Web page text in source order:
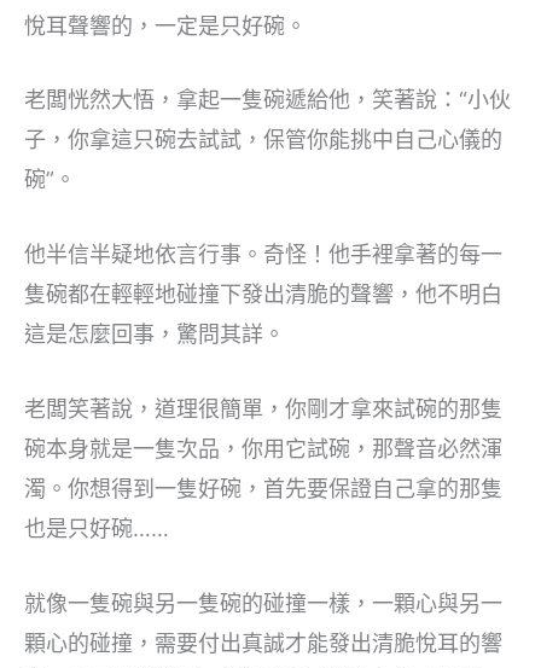
悅耳聲響的，一定是只好碗。
老闆恍然大悟，拿起一隻碗遞給他，笑著說：“小伙
子，你拿這只碗去試試，保管你能挑中自己心儀的
碗”。
他半信半疑地依言行事。奇怪！他手裡拿著的每一
隻碗都在輕輕地碰撞下發出清脆的聲響，他不明白
這是怎麼回事，驚問其詳。
老闆笑著說，道理很簡單，你剛才拿來試碗的那隻
碗本身就是一隻次品，你用它試碗，那聲音必然渾
濁。你想得到一隻好碗，首先要保證自己拿的那隻
也是只好碗……
就像一隻碗與另一隻碗的碰撞一樣，一顆心與另一
顆心的碰撞，需要付出真誠才能發出清脆悅耳的響